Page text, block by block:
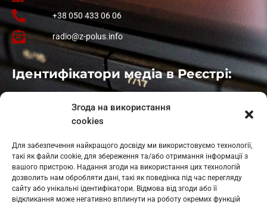
Згода на використання
cookies
Для забезпечення найкращого досвіду ми використовуємо технології,
такі як файли cookie, для збереження та/або отримання інформації з
вашого пристрою. Надання згоди на використання цих технологій
дозволить нам обробляти дані, такі як поведінка під час перегляду
сайту або унікальні ідентифікатори. Відмова від згоди або її
відкликання може негативно вплинути на роботу окремих функцій
+38 050 433 06 06
radio@z-polus.info
Ідентифікатори медіа в Реєстрі:
: L11-01410
: L11-01801
Косів: L11-01805
Гарасимів: L11-02274